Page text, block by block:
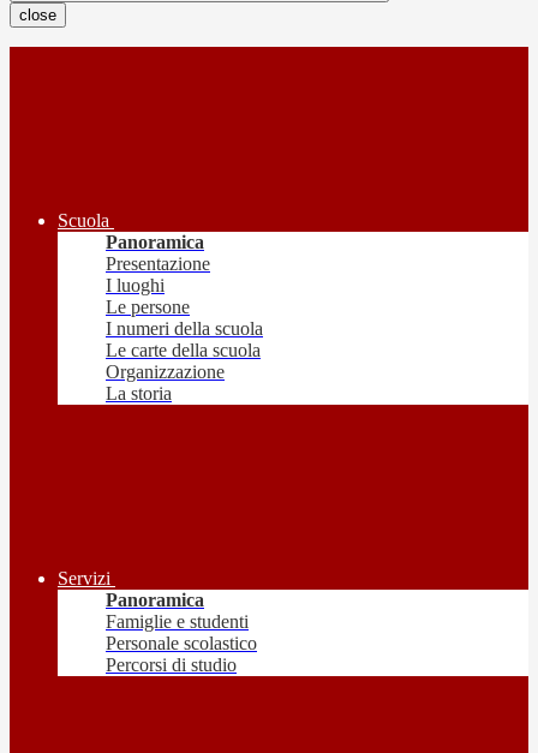
close
Scuola
Panoramica
Presentazione
I luoghi
Le persone
I numeri della scuola
Le carte della scuola
Organizzazione
La storia
Servizi
Panoramica
Famiglie e studenti
Personale scolastico
Percorsi di studio